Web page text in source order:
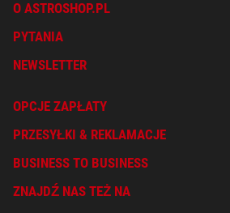
O ASTROSHOP.PL
PYTANIA
NEWSLETTER
OPCJE ZAPŁATY
PRZESYŁKI & REKLAMACJE
BUSINESS TO BUSINESS
ZNAJDŹ NAS TEŻ NA